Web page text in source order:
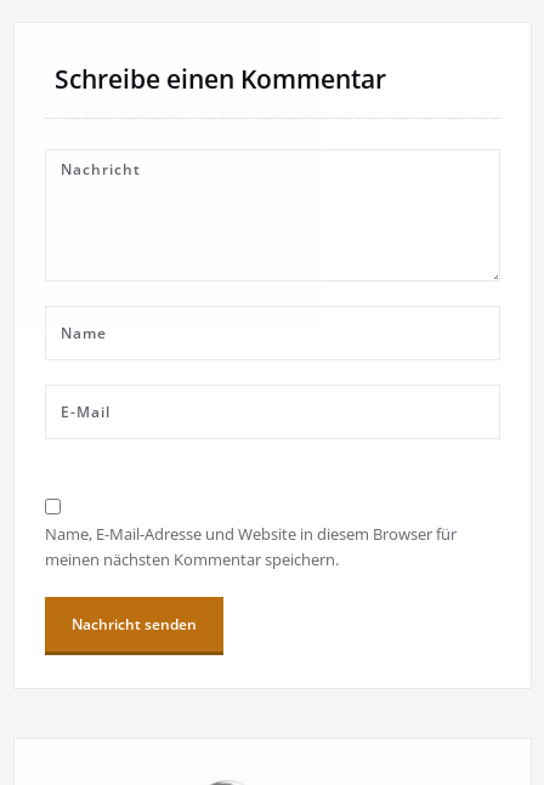
Schreibe einen Kommentar
Name, E-Mail-Adresse und Website in diesem Browser für
meinen nächsten Kommentar speichern.